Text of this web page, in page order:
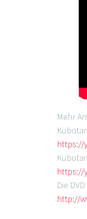
Mehr
https://
https://
Die
http://